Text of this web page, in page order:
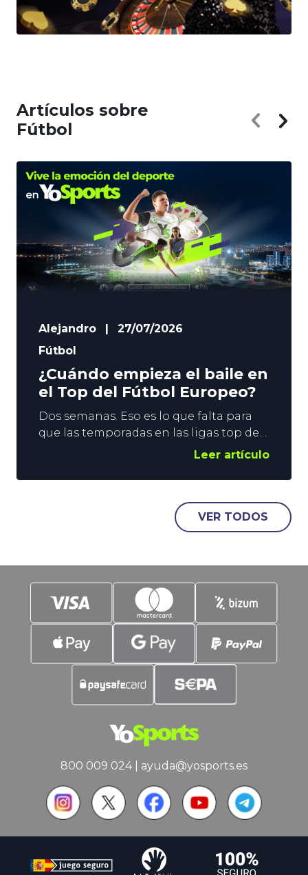
Artículos sobre
Fútbol
Alejandro
27/07/2026
Fútbol
¿Cuándo empieza el baile en
el Top del Fútbol Europeo?
Dos semanas. Eso es lo que falta para
que las temporadas en las ligas top del
Fútbol Europeo se pongan en marcha.
levanta el telón en Inglaterra, Francia y
España, y una semana después le
llegará el turno a Alemania e Italia. En
Leer artículo
VER TODOS
800 009 024| ayuda@yosports.es